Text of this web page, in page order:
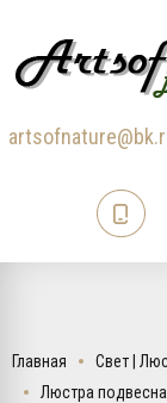
Главная Свет |
Люстра